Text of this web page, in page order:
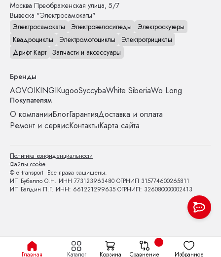
Главная Каталог Корзина Сравнение Избранное
Москва Преображенская улица, 5/7
Вывеска "Электросамокаты"
Электросамокаты
Электровелосипеды
Электроскутеры
Квадроциклы
Электромотоциклы
Электротрициклы
Дрифт Карт Запчасти и аксессуары
Бренды
AOVOIKINGIKugooSyccybaWhite SiberiaWo Long
Покупателям
О компанииБлогГарантияДоставка и оплата
Ремонт и сервисКонтактыКарта сайта
© el-transport Все права защищены.
ИП Бубелло О.Н. ИНН 773123963480 ОГРНИП 315774600265811
ИП Балдин П.Г. ИНН: 661221299635 ОГРНИП: 326080000002413
Политика конфиденциальности
Файлы cookie